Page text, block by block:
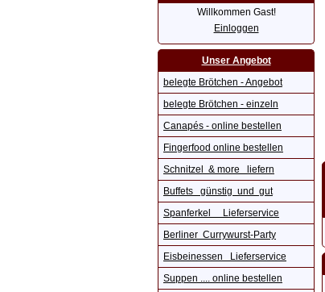
Willkommen Gast!
Einloggen
Unser Angebot
belegte Brötchen - Angebot
belegte Brötchen - einzeln
Canapés - online bestellen
Fingerfood online bestellen
Schnitzel & more liefern
Buffets günstig und gut
Spanferkel Lieferservice
Berliner Currywurst-Party
Eisbeinessen Lieferservice
Suppen .... online bestellen